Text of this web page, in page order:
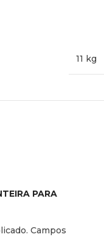
11 kg
PARA
Campos